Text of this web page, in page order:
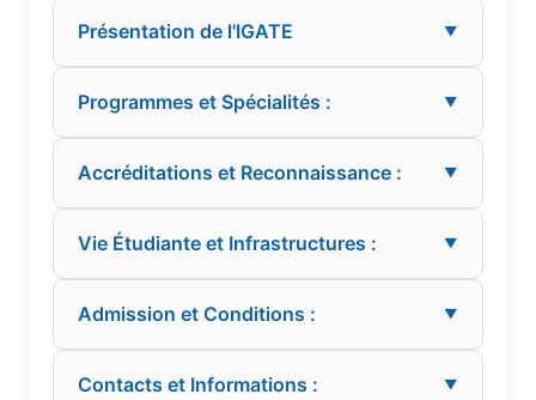
Présentation de l'IGATE ▼
Programmes et Spécialités : ▼
Accréditations et Reconnaissance : ▼
Vie Étudiante et Infrastructures : ▼
Admission et Conditions : ▼
Contacts et Informations : ▼